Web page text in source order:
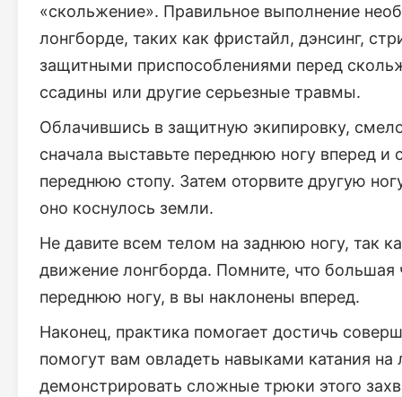
«скольжение». Правильное выполнение
лонгборде, таких как фристайл, дэнсинг,
защитными приспособлениями перед
ссадины или другие серьезные травмы.
Облачившись в защитную экипировку,
сначала выставьте переднюю ногу вперед и
переднюю стопу. Затем оторвите другую
оно коснулось земли.
Не давите всем телом на заднюю ногу, так
движение лонгборда. Помните, что большая
переднюю ногу, в вы наклонены вперед.
Наконец, практика помогает достичь
помогут вам овладеть навыками катания
демонстрировать сложные трюки этого